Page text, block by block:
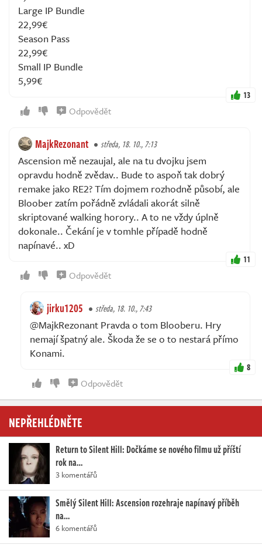
Large IP Bundle
22,99€
Season Pass
22,99€
Small IP Bundle
5,99€
13
Odpovědět
MajkRezonant středa, 18. 10., 7:13
Ascension mě nezaujal, ale na tu dvojku jsem
opravdu hodně zvědav.. Bude to aspoň tak dobrý
remake jako RE2? Tím dojmem rozhodně působí, ale
Bloober zatím pořádně zvládali akorát silně
skriptované walking horory.. A to ne vždy úplně
dokonale.. Čekání je v tomhle případě hodně
napínavé.. xD
11
Odpovědět
jirku1205 středa, 18. 10., 7:43
@MajkRezonant Pravda o tom Blooberu. Hry
nemají špatný ale. Škoda že se o to nestará přímo
Konami.
8
Odpovědět
NEPŘEHLÉDNĚTE
Return to Silent Hill: Dočkáme se nového filmu už příští
rok na…
3 komentářů
Smělý Silent Hill: Ascension rozehraje napínavý příběh
na…
6 komentářů